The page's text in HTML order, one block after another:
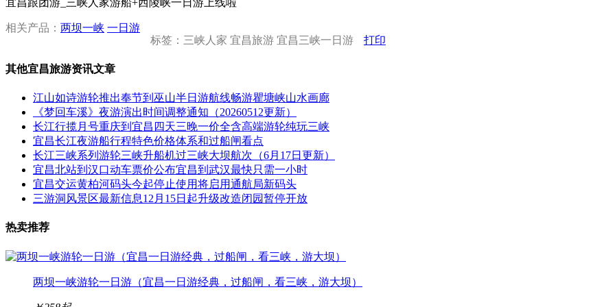
相关产品： 两坝一峡 一日游
标签：三峡人家 宜昌旅游 宜昌三峡一日游
打印
其他宜昌旅游资讯文章
江山如诗游轮推出奉节到巫山半日游航线畅游瞿塘峡山水画廊
《梦回车溪》夜游演出时间调整通知（20260512更新）
长江行揽月号重庆到宜昌四天三晚一价全含高端游轮纯玩三峡
宜昌长江夜游船行程特色价格体系和过船闸看点
长江三峡系列游轮三峡升船机过三峡大坝航次（6月17日更新）
宜昌北站到汉口动车票价公布宜昌到武汉最快只需一小时
宜昌交运黄柏河码头今起停止使用将启用通航局新码头
三游洞风景区最新信息12月15日起升级改造闭园暂停开放
热卖推荐
两坝一峡游轮一日游（宜昌一日游经典，过船闸，看三峡，游大坝）